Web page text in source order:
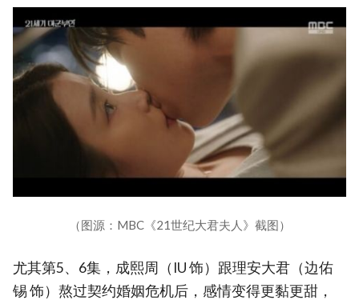
（图源：MBC《21世纪大君夫人》截图）
尤其第5、6集，成熙周（IU 饰）跟理安大君（边佑
锡 饰）熬过契约婚姻危机后，感情变得更黏更甜，